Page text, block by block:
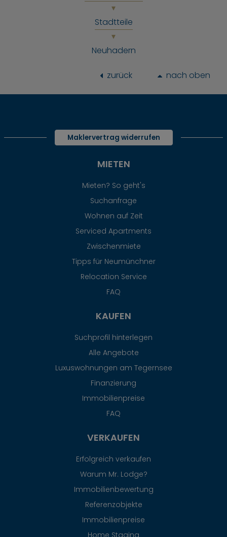
Stadtteile
Neuhadern
zurück nach oben
Maklervertrag widerrufen
MIETEN
Mieten? So geht's
Suchanfrage
Wohnen auf Zeit
Serviced Apartments
Zwischenmiete
Tipps für Neumünchner
Relocation Service
FAQ
KAUFEN
Suchprofil hinterlegen
Alle Angebote
Luxuswohnungen am Tegernsee
Finanzierung
Immobilienpreise
FAQ
VERKAUFEN
Erfolgreich verkaufen
Warum Mr. Lodge?
Immobilienbewertung
Referenzobjekte
Immobilienpreise